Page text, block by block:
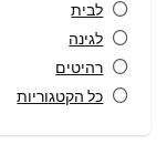
לבית
לגינה
רהיטים
כל הקטגוריות